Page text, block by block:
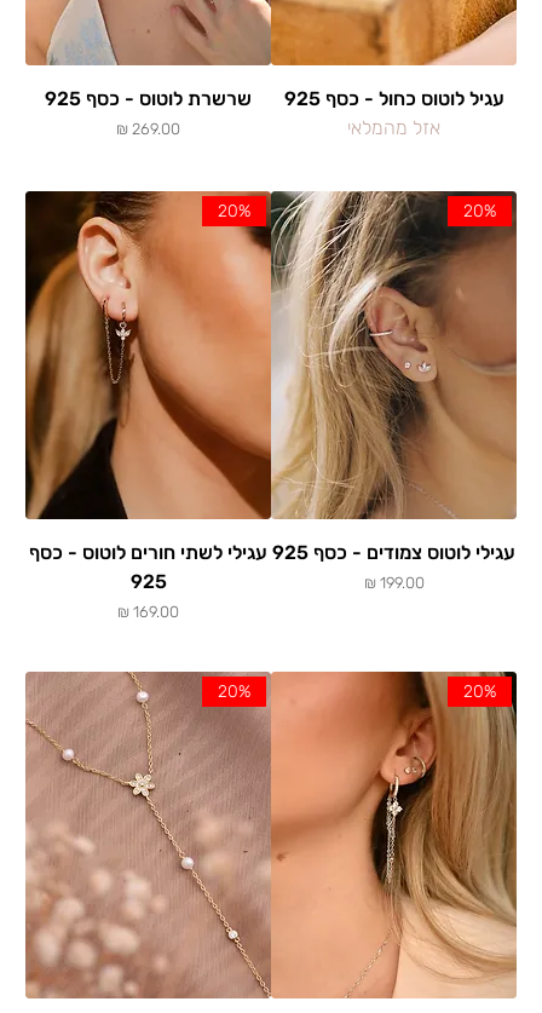
עגיל לוטוס כחול - כסף 925
אזל מהמלאי
שרשרת לוטוס - כסף 925
מחיר
20%
עגילי לוטוס צמודים - כסף 925
מחיר
20%
עגילי לשתי חורים לוטוס - כסף
925
מחיר
20%
20%